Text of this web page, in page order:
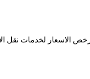
الاسعار لخدمات نقل